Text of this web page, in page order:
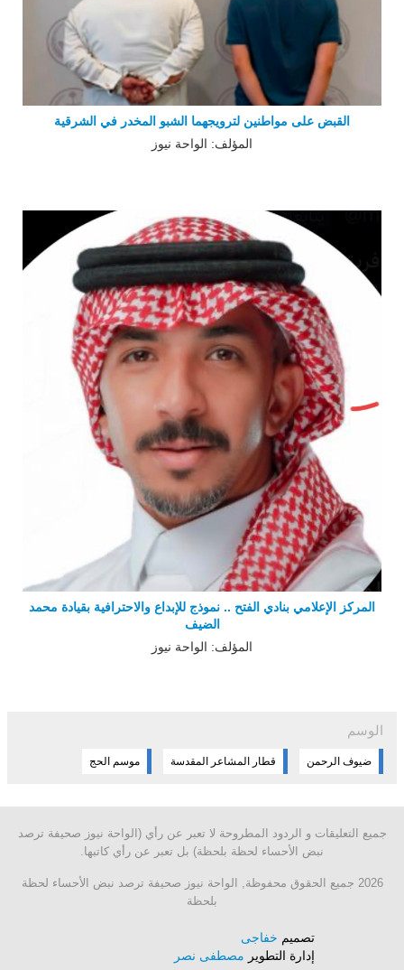
القبض على مواطنين لترويجهما الشبو المخدر في الشرقية
المؤلف: الواحة نيوز
المركز الإعلامي بنادي الفتح .. نموذج للإبداع والاحترافية بقيادة محمد
الضيف
المؤلف: الواحة نيوز
الوسم
ضيوف الرحمن قطار المشاعر المقدسة موسم الحج
جميع التعليقات و الردود المطروحة لا تعبر عن رأي (الواحة نيوز صحيفة ترصد
نبض الأحساء لحظة بلحظة) بل تعبر عن رأي كاتبها.
2026 جميع الحقوق محفوظة, الواحة نيوز صحيفة ترصد نبض الأحساء لحظة
بلحظة
تصميم خفاجى
إدارة التطوير مصطفى نصر